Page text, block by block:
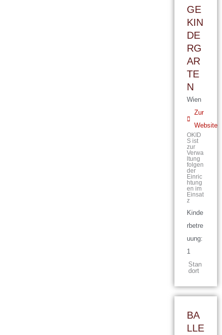
GE
KIN
DE
RG
AR
TE
N
Wien
Zur
Website
OKID
S ist
zur
Verwa
ltung
folgen
der
Einric
htung
en im
Einsat
z
Kinde
rbetre
uung:
1
Stan
dort
BA
LLE